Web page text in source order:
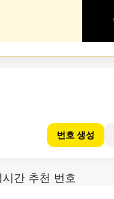
번호 생성
시간 추천 번호